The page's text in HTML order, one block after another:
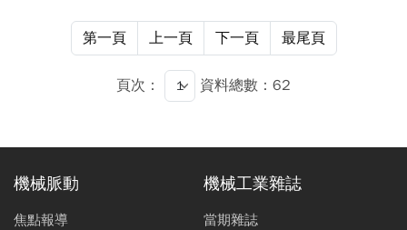
第一頁 上一頁 下一頁 最尾頁
頁次： 資料總數：62
機械脈動
焦點報導
機械工業雜誌
當期雜誌